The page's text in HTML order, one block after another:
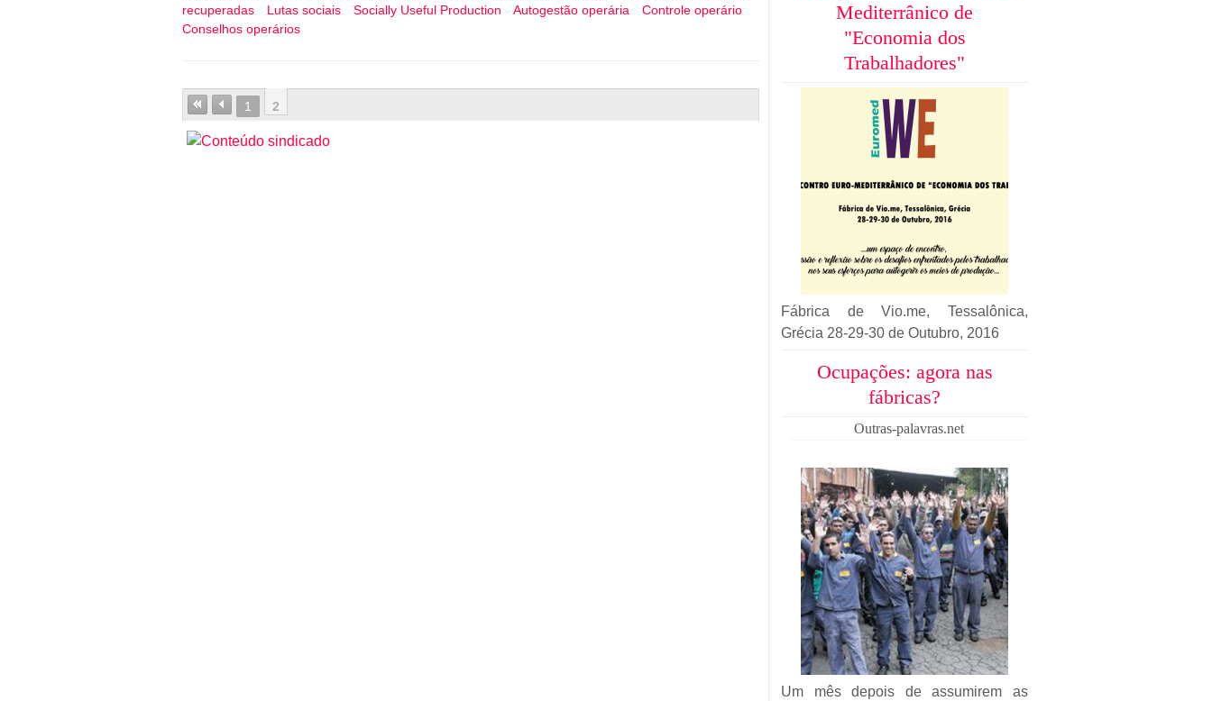
recuperadas
Lutas sociais Socially Useful Production Autogestão operária
Controle operário
Conselhos operários
1 2
Mediterrânico de
"Economia dos
Trabalhadores"
Fábrica de Vio.me, Tessalônica,
Grécia 28-29-30 de Outubro, 2016
Ocupações: agora nas
fábricas?
Outras-palavras.net
Um mês depois de assumirem as